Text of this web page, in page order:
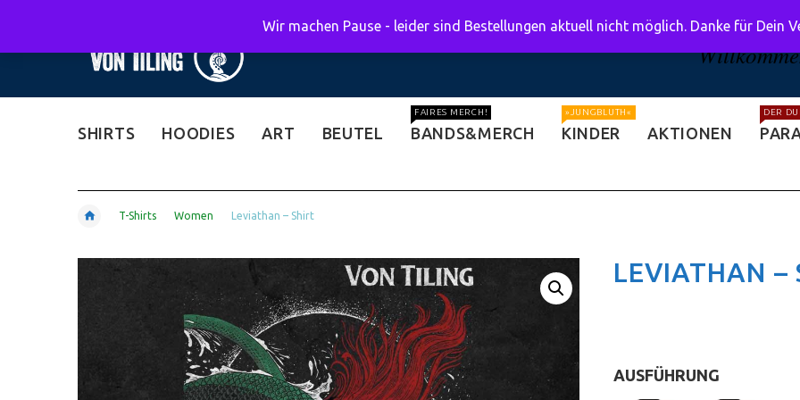
SHIRTS HOODIES ART BEUTEL BANDS&MERCH
FAIRES MERCH!
KINDER
»JUNGBLUTH«
AKTIONEN
DER
T-Shirts Women Leviathan – Shirt
LEVIATHAN –
AUSFÜHRUNG
Wir machen Pause - leider sind Bestellungen aktuell nicht möglich. Danke für Dein